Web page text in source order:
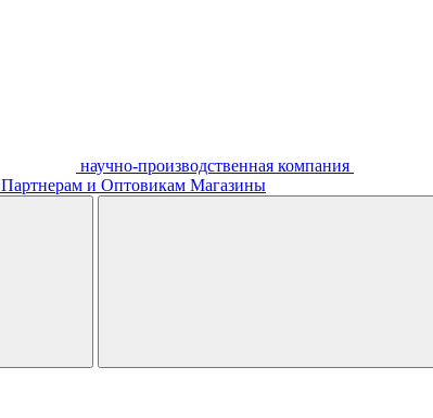
научно-производственная компания
Партнерам и Оптовикам Магазины